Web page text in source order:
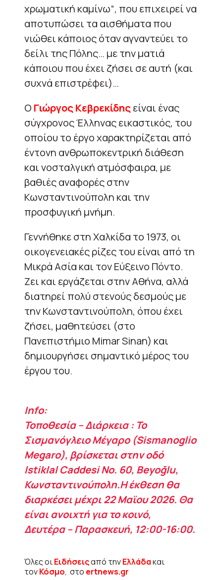
χρωματική καμίνω“, που επιχειρεί να
αποτυπώσει τα αισθήματα που
νιώθει κάποιος όταν αγναντεύει το
δείλι της Πόλης… με την ματιά
κάποιου που έχει ζήσει σε αυτή (και
συχνά επιστρέφει)…
Ο Γιώργος Κεβρεκίδηςείναι ένας
σύγχρονος Έλληνας εικαστικός, του
οποίου το έργο χαρακτηρίζεται από
έντονη ανθρωποκεντρική διάθεση
και νοσταλγική ατμόσφαιρα, με
βαθιές αναφορές στην
Κωνσταντινούπολη και την
προσφυγική μνήμη.
Γεννήθηκε στη Χαλκίδα το 1973, οι
οικογενειακές ρίζες του είναι από τη
Μικρά Ασία και τον Εύξεινο Πόντο.
Ζει και εργάζεται στην Αθήνα, αλλά
διατηρεί πολύ στενούς δεσμούς με
την Κωνσταντινούπολη, όπου έχει
ζήσει, μαθητεύσει (στο
Πανεπιστήμιο Mimar Sinan) και
δημιουργήσει σημαντικό μέρος του
έργου του.
Info:
Τοποθεσία – Διάρκεια : Το
Σισμανόγλειο Μέγαρο (Sismanoglio
Megaro), βρίσκεται στην οδό
Istiklal Caddesi No. 60, Beyoğlu,
Κωνσταντινούπολη.Η έκθεση θα
διαρκέσει μέχρι 22 Μαϊου 2026. Θα
είναι ανοιχτή για το κοινό,
Δευτέρα – Παρασκευή, 12:00-16:00.
Όλες οιΕιδήσειςαπό τηνΕλλάδακαι
τονΚόσμο, στο ertnews.gr